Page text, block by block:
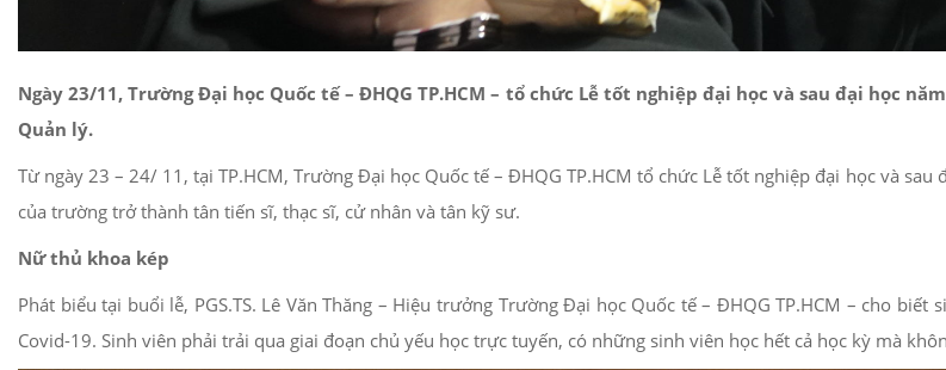
Ngày 23/11, Trường Đại học Quốc tế – ĐHQG TP.HCM – tổ chức Lễ tốt nghiệp đại học và sau đại học
Quản lý.
Từ ngày 23 – 24/ 11, tại TP.HCM, Trường Đại học Quốc tế – ĐHQG TP.HCM tổ chức Lễ tốt nghiệp đại học và
của trường trở thành tân tiến sĩ, thạc sĩ, cử nhân và tân kỹ sư.
Nữ thủ khoa kép
Phát biểu tại buổi lễ, PGS.TS. Lê Văn Thăng – Hiệu trưởng Trường Đại học Quốc tế – ĐHQG TP.HCM – cho
Covid-19. Sinh viên phải trải qua giai đoạn chủ yếu học trực tuyến, có những sinh viên học hết cả học kỳ mà